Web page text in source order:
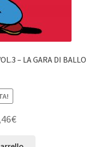
– LA GARA DI BALLO
€